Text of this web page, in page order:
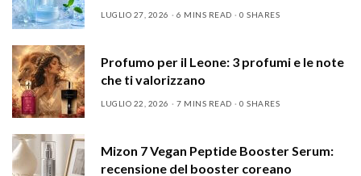
LUGLIO 27, 2026 6 MINS READ 0 SHARES
Profumo per il Leone: 3 profumi e le note
che ti valorizzano
LUGLIO 22, 2026 7 MINS READ 0 SHARES
Mizon 7 Vegan Peptide Booster Serum:
recensione del booster coreano